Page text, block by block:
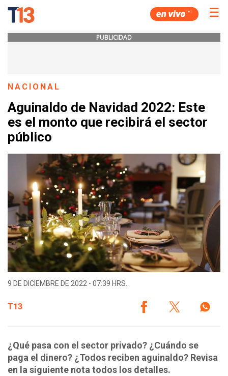
☰
PUBLICIDAD
NACIONAL
Aguinaldo de Navidad 2022: Este
es el monto que recibirá el sector
público
9 DE DICIEMBRE DE 2022 - 07:39 HRS.
T13
¿Qué pasa con el sector privado? ¿Cuándo se
paga el dinero? ¿Todos reciben aguinaldo? Revisa
en la siguiente nota todos los detalles.